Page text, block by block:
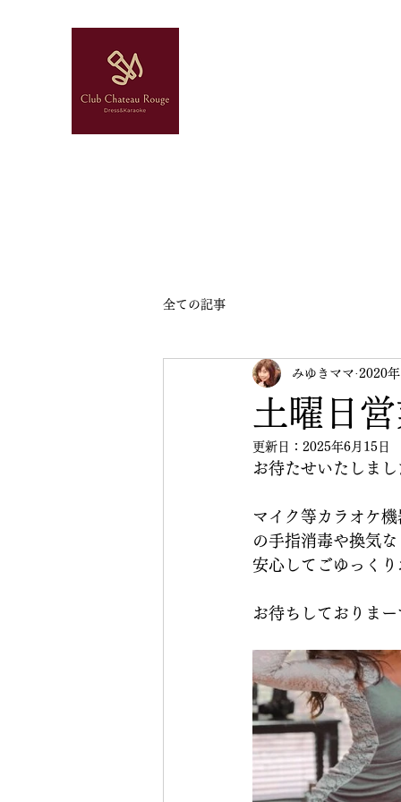
全ての記事
土曜日
みゆきママ 2020
更新日： 2025年6月15日
お待たせいたしま
マイク等カラオケ
の手指消毒や換気
安心してごゆっく
お待ちしておりま